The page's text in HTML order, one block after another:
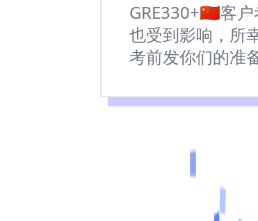
GRE330+🇨🇳客
也受到影响，所
考前发你们的准